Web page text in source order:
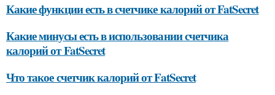
Какие функции есть в счетчике калорий от FatSecret
Какие минусы есть в использовании счетчика
калорий от FatSecret
Что такое счетчик калорий от FatSecret